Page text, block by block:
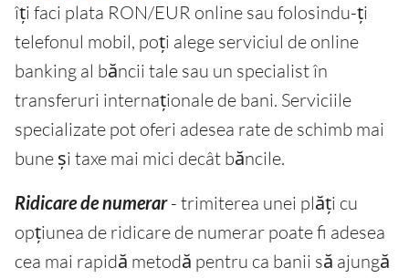
îți faci plata RON/EUR online sau folosindu-ți
telefonul mobil, poți alege serviciul de online
banking al băncii tale sau un specialist în
transferuri internaționale de bani. Serviciile
specializate pot oferi adesea rate de schimb mai
bune și taxe mai mici decât băncile.
Ridicare de numerar- trimiterea unei plăți cu
opțiunea de ridicare de numerar poate fi adesea
cea mai rapidă metodă pentru ca banii să ajungă